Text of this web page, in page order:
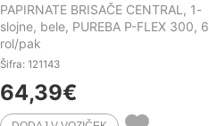
PAPIRNATE BRISAČE CENTRAL, 1-
slojne, bele, PUREBA P-FLEX 300, 6
rol/pak
Šifra: 121143
64,39€